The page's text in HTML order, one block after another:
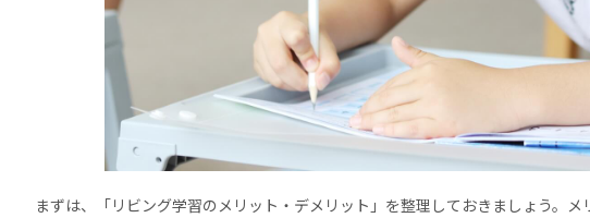
まずは、「リビング学習のメリット・デメリット」を整理しておきましょう。